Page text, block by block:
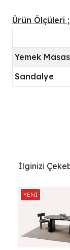
Ürün Ölçüleri ;
Yemek
Sandalye
İlginizi